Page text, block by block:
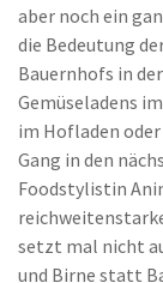
aber noch ein
die Bedeutung
Bauernhofs in
Gemüseladens
im Hofladen
Gang in den
Foodstylistin
setzt mal nicht
und Birne statt